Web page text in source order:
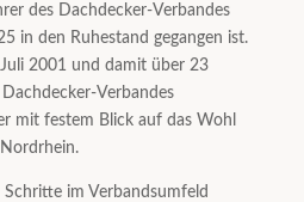
des Dachdecker-Verbandes
in den Ruhestand gegangen ist.
2001 und damit über 23
Verbandes
mit festem Blick auf das Wohl
im Verbandsumfeld